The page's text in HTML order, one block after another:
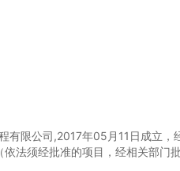
有限公司,2017年05月11日成立
法须经批准的项目，经相关部门